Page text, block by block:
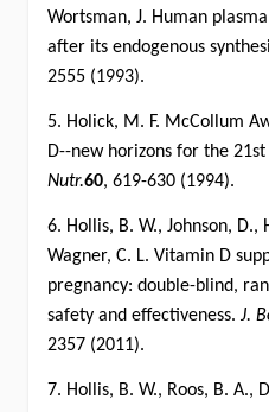
Wortsman, J. Human
after its endogenous
2555 (1993).
5. Holick, M. F. McCollum
D--new horizons for the
Nutr.60, 619-630 (1994).
6. Hollis, B. W., Johnson, D.,
Wagner, C. L. Vitamin D
pregnancy: double-blind,
safety and effectiveness. J.
2357 (2011).
7. Hollis, B. W., Roos, B. A.,